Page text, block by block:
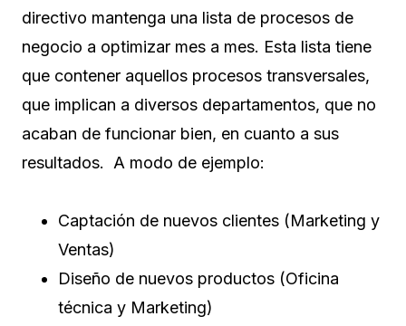
directivo mantenga una lista de procesos de
negocio a optimizar mes a mes. Esta lista tiene
que contener aquellos procesos transversales,
que implican a diversos departamentos, que no
acaban de funcionar bien, en cuanto a sus
resultados. A modo de ejemplo:
Captación de nuevos clientes (Marketing y
Ventas)
Diseño de nuevos productos (Oficina
técnica y Marketing)